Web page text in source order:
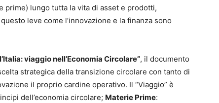
lungo tutta la vita di asset e prodotti,
leve come l’innovazione e la finanza sono
viaggio nell’Economia Circolare”, il documento
strategica della transizione circolare con tanto di
il proprio cardine operativo. Il “Viaggio” è
dell’economia circolare; Materie Prime: